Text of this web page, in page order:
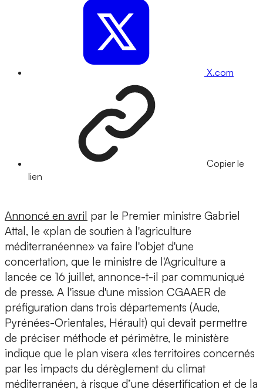
X.com
Copier le
lien
Annoncé en avril par le Premier ministre Gabriel
Attal, le «plan de soutien à l'agriculture
méditerranéenne» va faire l'objet d'une
concertation, que le ministre de l'Agriculture a
lancée ce 16 juillet, annonce-t-il par communiqué
de presse. A l'issue d'une mission CGAAER de
préfiguration dans trois départements (Aude,
Pyrénées-Orientales, Hérault) qui devait permettre
de préciser méthode et périmètre, le ministère
indique que le plan visera «les territoires concernés
par les impacts du dérèglement du climat
méditerranéen, à risque d’une désertification et de la